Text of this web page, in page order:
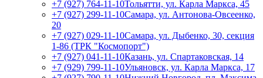
+7 (927) 764-11-10Тольятти, ул. Карла Маркса, 45
+7 (927) 299-11-10Самара, ул. Антонова-Овсеенко,
20
+7 (927) 029-11-10Самара, ул. Дыбенко, 30, секция
1-86 (ТРК "Космопорт")
+7 (927) 041-11-10Казань, ул. Спартаковская, 14
+7 (929) 799-11-10Ульяновск, ул. Карла Маркса, 17